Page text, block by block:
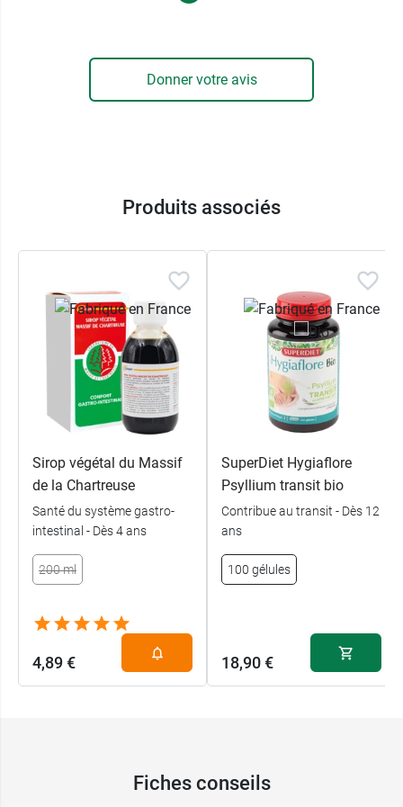
Donner votre avis
Produits associés
Sirop végétal du Massif
de la Chartreuse
Santé du système gastro-
intestinal - Dès 4 ans
200 ml
4,89 €
SuperDiet Hygiaflore
Psyllium transit bio
Contribue au transit - Dès 12
ans
100 gélules
18,90 €
Fiches conseils